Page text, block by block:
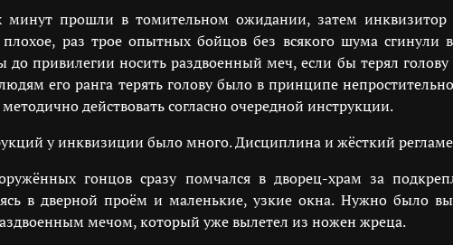
минут прошли в томительном ожидании, затем
раз трое опытных бойцов без всякого шума
до привилегии носить раздвоенный меч, если бы терял голову
его ранга терять голову было в принципе
действовать согласно очередной инструкции.
у инквизиции было много. Дисциплина и жёсткий
гонцов сразу помчался в дворец-храм за
в дверной проём и маленькие, узкие окна. Нужно было
мечом, который уже вылетел из ножен жреца.